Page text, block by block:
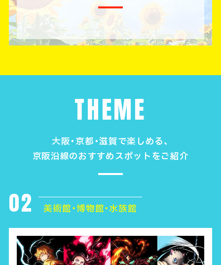
THEME
大阪・京都・滋賀で楽しめる、
京阪沿線のおすすめスポットをご紹介
02 美術館・博物館・水族館